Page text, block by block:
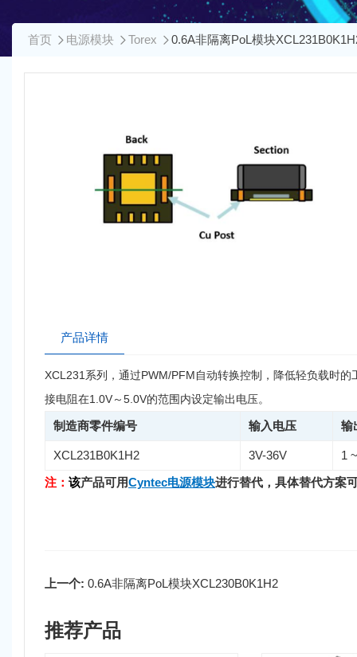
首页 电源模块 Torex 0.6A非隔离PoL模块
产品详情
XCL231系列，通过PWM/PFM自动转换控制，降低轻负载时
接电阻在1.0V～5.0V的范围内设定输出电压。
制造商零件编号 输入电压 输
XCL231B0K1H2 3V-36V
1
注： 该产品可用Cyntec电源模块进行替代，具体替代方案
上一个: 0.6A非隔离PoL模块XCL230B0K1H2
推荐产品